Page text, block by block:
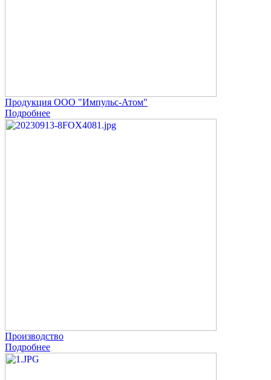
Продукция ООО "Импульс-Атом"
Подробнее
Производство
Подробнее